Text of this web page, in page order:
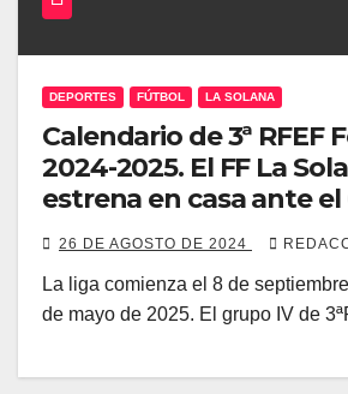
DEPORTES FÚTBOL LA SOLANA
Calendario de 3ª RFEF
2024-2025. El FF La
estrena en casa ante el
26 DE AGOSTO DE 2024
La liga comienza el 8 de
de mayo de 2025. El grupo IV de